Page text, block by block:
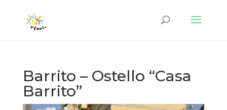
Barrito – Ostello “Casa
Barrito”